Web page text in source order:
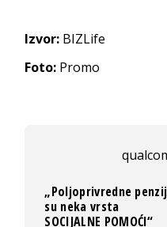
Izvor: BIZLife
Foto: Promo
„Poljoprivredne
su neka vrsta
SOCIJALNE POMOĆI“